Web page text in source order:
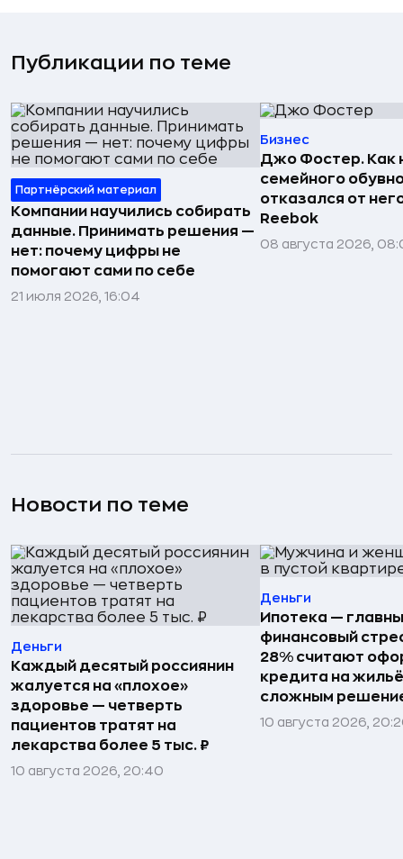
Публикации по теме
Партнёрский материал
Компании научились собирать
данные. Принимать решения —
нет: почему цифры не
помогают сами по себе
21 июля 2026, 16:04
Бизнес
Джо Фостер. Как
семейного
отказался от
Reebok
08 августа 2026,
Новости по теме
Деньги
Каждый десятый россиянин
жалуется на «плохое»
здоровье — четверть
пациентов тратят на
лекарства более 5 тыс. ₽
10 августа 2026, 20:40
Деньги
Ипотека —
финансовый
28% считают
кредита на
сложным
10 августа 2026,